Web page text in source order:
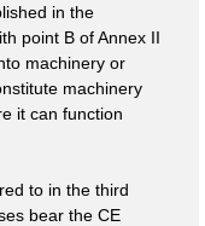
in the
point B of Annex II
machinery or
machinery
it can function
to in the third
bear the CE